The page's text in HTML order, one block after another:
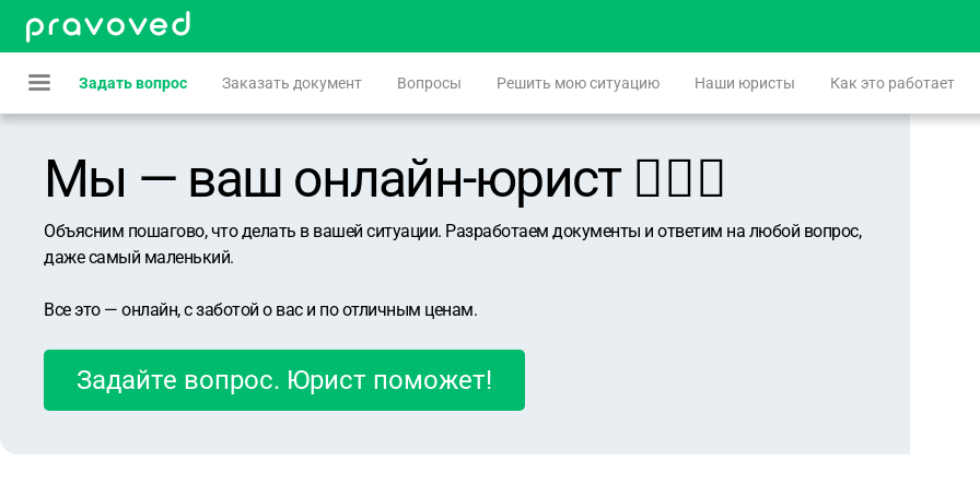
Задать вопрос Заказать документ Вопросы Решить мою ситуацию Наши юристы Как это работает
Мы — ваш онлайн-юрист 👨🏻‍⚖️
Объясним пошагово, что делать в вашей ситуации. Разработаем документы и ответим на любой вопрос,
даже самый маленький.
Все это — онлайн, с заботой о вас и по отличным ценам.
Задайте вопрос. Юрист поможет!